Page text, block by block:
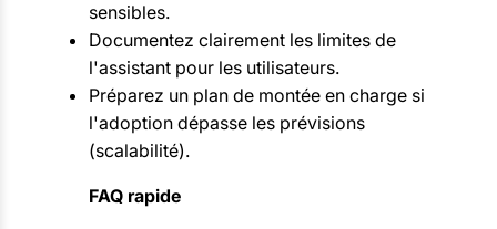
sensibles.
Documentez clairement les limites de
l'assistant pour les utilisateurs.
Préparez un plan de montée en charge si
l'adoption dépasse les prévisions
(scalabilité).
FAQ rapide